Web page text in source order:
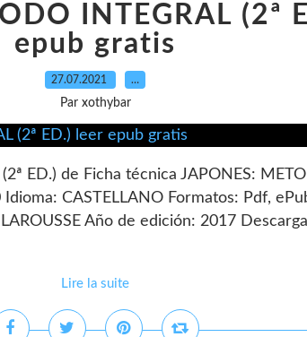
INTEGRAL (2ª
epub gratis
27.07.2021 …
Par xothybar
ED.) de Ficha técnica JAPONES:
CASTELLANO Formatos: Pdf,
Año de edición: 2017
Lire la suite